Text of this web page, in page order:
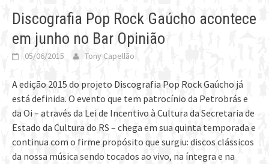
Discografia Pop Rock Gaúcho acontece
em junho no Bar Opinião
05/06/2015 Tony Capellão
A edição 2015 do projeto Discografia Pop Rock Gaúcho já
está definida. O evento que tem patrocínio da Petrobrás e
da Oi – através da Lei de Incentivo à Cultura da Secretaria de
Estado da Cultura do RS – chega em sua quinta temporada e
continua com o firme propósito que surgiu: discos clássicos
da nossa música sendo tocados ao vivo, na íntegra e na